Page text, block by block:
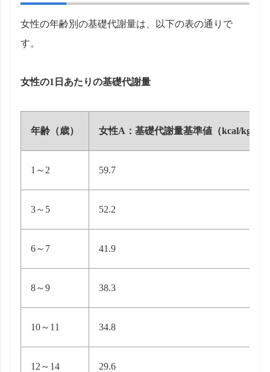
女性の年齢別の基礎代謝量は、以下の表の通りで
す。
女性の1日あたりの基礎代謝量
年齢（歳） 女性A：基礎代謝量基準値（kcal/kg体
1～2 59.7
3～5 52.2
6～7 41.9
8～9 38.3
10～11 34.8
12～14 29.6